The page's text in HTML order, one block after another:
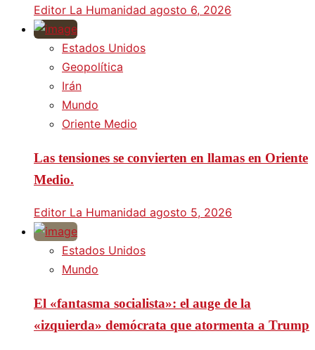
Editor La Humanidad agosto 6, 2026
Estados Unidos
Geopolítica
Irán
Mundo
Oriente Medio
Las tensiones se convierten en llamas en Oriente
Medio.
Editor La Humanidad agosto 5, 2026
Estados Unidos
Mundo
El «fantasma socialista»: el auge de la
«izquierda» demócrata que atormenta a Trump